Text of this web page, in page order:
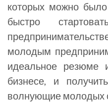
которых можно было
быстро
молодым
идеальное резюме
бизнесе, и
волнующие молодых